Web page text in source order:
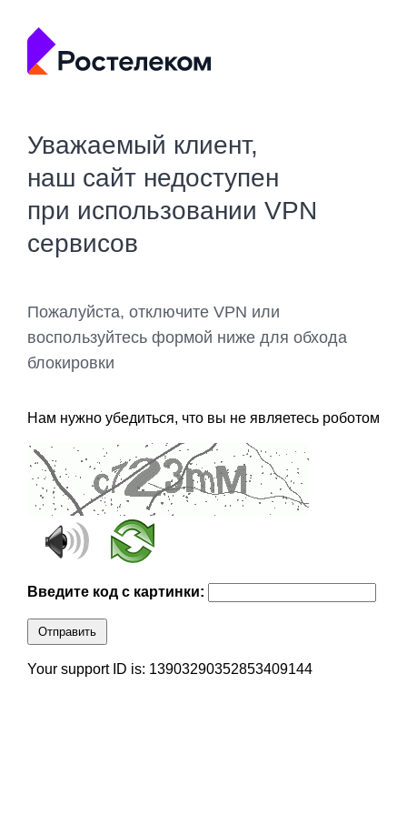
Уважаемый клиент,
наш сайт недоступен
при использовании VPN
сервисов
Пожалуйста, отключите VPN или
воспользуйтесь формой ниже для обхода
блокировки
Нам нужно убедиться, что вы не являетесь роботом
Введите код с картинки:
Отправить
Your support ID is: 13903290352853409144